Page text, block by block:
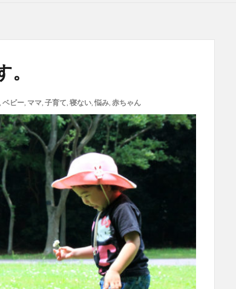
, ベビー, ママ, 子育て, 寝ない, 悩み, 赤ちゃん
子育て体験談